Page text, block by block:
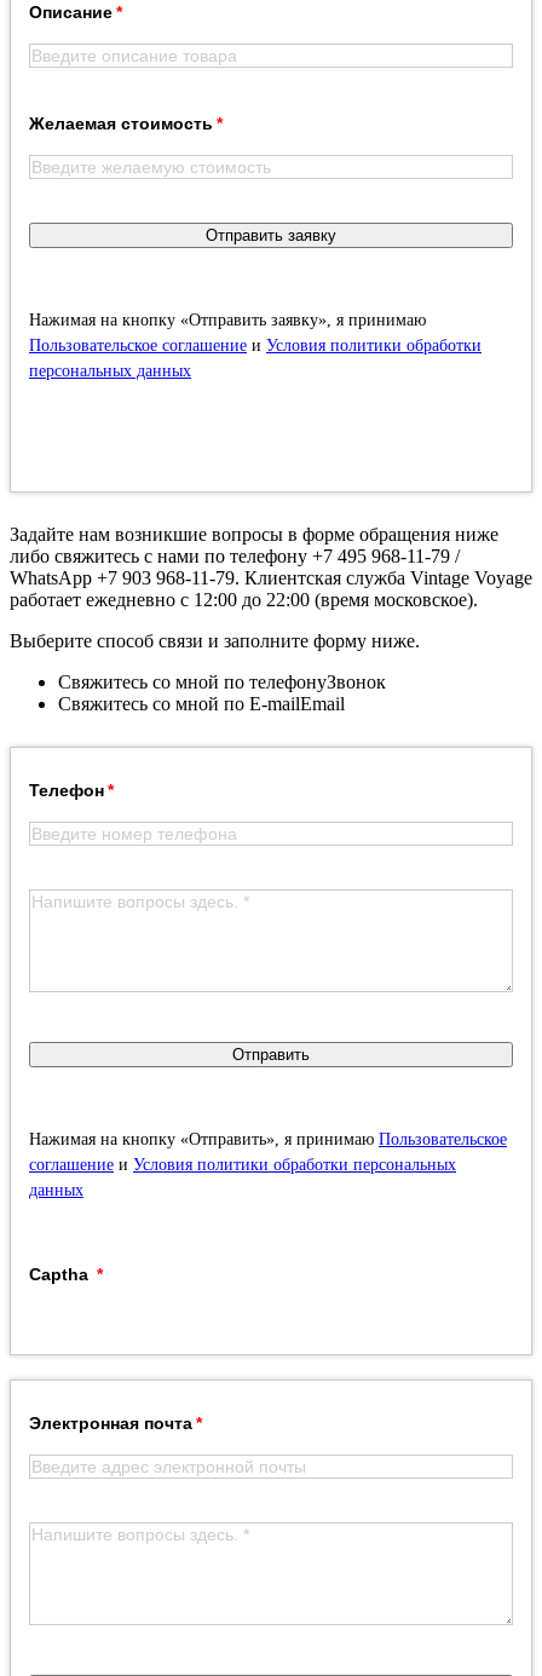
Описание
Желаемая стоимость
Отправить заявку
Нажимая на кнопку «Отправить заявку», я принимаю
Пользовательское соглашение и Условия политики обработки
персональных данных
Задайте нам возникшие вопросы в форме обращения ниже
либо свяжитесь с нами по телефону +7 495 968-11-79 /
WhatsApp +7 903 968-11-79. Клиентская служба Vintage Voyage
работает ежедневно с 12:00 до 22:00 (время московское).
Выберите способ связи и заполните форму ниже.
Свяжитесь со мной по телефонуЗвонок
Свяжитесь со мной по E-mailEmail
Телефон
Отправить
Нажимая на кнопку «Отправить», я принимаю Пользовательское
соглашение и Условия политики обработки персональных
данных
Captha
Электронная почта